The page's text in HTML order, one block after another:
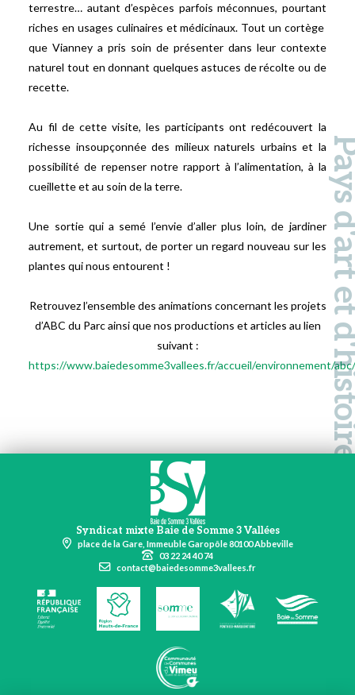
terrestre… autant d’espèces parfois méconnues, pourtant
riches en usages culinaires et médicinaux. Tout un cortège
que Vianney a pris soin de présenter dans leur contexte
naturel tout en donnant quelques astuces de récolte ou de
recette.
Au fil de cette visite, les participants ont redécouvert la
richesse insoupçonnée des milieux naturels urbains et la
possibilité de repenser notre rapport à l’alimentation, à la
cueillette et au soin de la terre.
Une sortie qui a semé l’envie d’aller plus loin, de jardiner
autrement, et surtout, de porter un regard nouveau sur les
plantes qui nous entourent !
Retrouvez l’ensemble des animations concernant les projets
d’ABC du Parc ainsi que nos productions et articles au lien
suivant :
https://www.baiedesomme3vallees.fr/accueil/environnement/
Pays
Syndicat mixte Baie de Somme 3 Vallées
place de la Gare, Immeuble Garopôle 80100 Abbeville
03 22 24 40 74
contact@baiedesomme3vallees.fr